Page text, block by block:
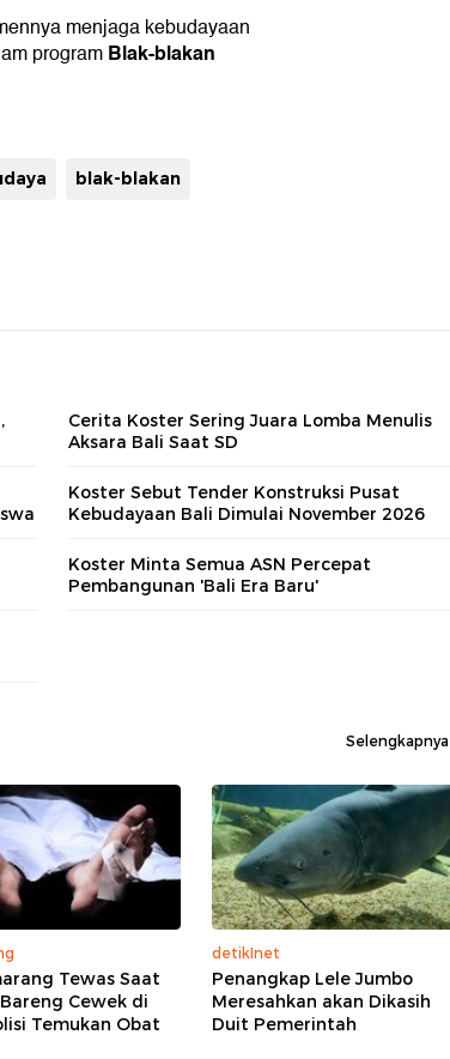
menjaga kebudayaan
programBlak-blakan
blak-blakan
Cerita Koster Sering Juara Lomba Menulis
Aksara Bali Saat SD
Koster Sebut Tender Konstruksi Pusat
Kebudayaan Bali Dimulai November 2026
Koster Minta Semua ASN Percepat
Pembangunan 'Bali Era Baru'
Selengkapnya
Tewas Saat
Cewek di
Temukan Obat
detikInet
Penangkap Lele Jumbo
Meresahkan akan Dikasih
Duit Pemerintah